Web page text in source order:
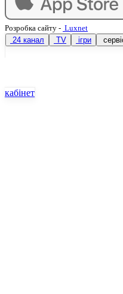
Розробка сайту - Luxnet
24 канал
TV ігри
кабінет